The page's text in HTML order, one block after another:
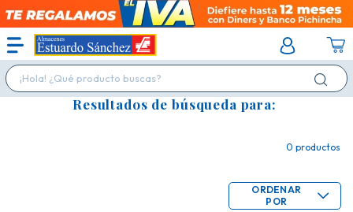
¡Hola! ¿Qué producto buscas?
Resultados de búsqueda para:
0 productos
ORDENAR
POR